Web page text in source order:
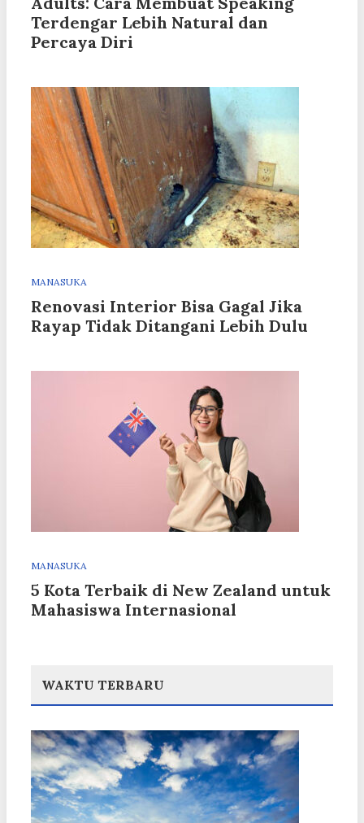
Terdengar Lebih Natural dan
Percaya Diri
MANASUKA
Renovasi Interior Bisa Gagal Jika
Rayap Tidak Ditangani Lebih Dulu
MANASUKA
5 Kota Terbaik di New Zealand untuk
Mahasiswa Internasional
WAKTU TERBARU